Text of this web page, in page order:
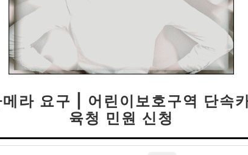
라 요구 | 어린이보호구역 단속
육청 민원 신청